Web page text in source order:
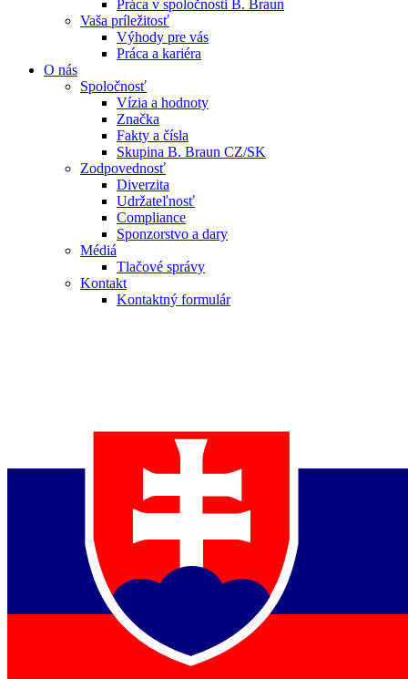
Práca v spoločnosti B. Braun
Vaša príležitosť
Výhody pre vás
Práca a kariéra
O nás
Spoločnosť
Vízia a hodnoty
Značka
Fakty a čísla
Skupina B. Braun CZ/SK
Zodpovednosť
Diverzita
Udržateľnosť
Compliance
Sponzorstvo a dary
Médiá
Tlačové správy
Kontakt
Kontaktný formulár